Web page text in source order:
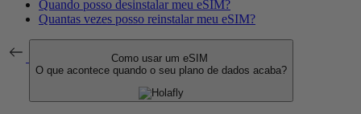
Quando posso desinstalar meu eSIM?
Quantas vezes posso reinstalar meu eSIM?
Como usar um eSIM
O que acontece quando o seu plano de dados acaba?